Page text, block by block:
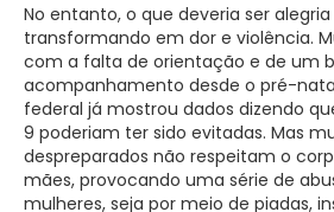
No entanto, o que deveria ser
transformando em dor e violência.
com a falta de orientação e de um
acompanhamento desde o pré-
federal já mostrou dados dizendo
9 poderiam ter sido evitadas. Mas
despreparados não respeitam o
mães, provocando uma série de
mulheres, seja por meio de piadas,